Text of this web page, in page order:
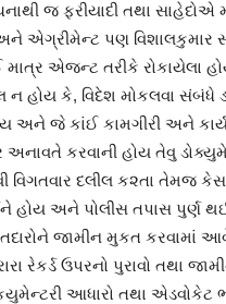
જ ફરીયાદી તથા સાહેદોએ
એગ્રીમેન્ટ પણ વિશાલકુમાર
માત્ર એજન્ટ તરીકે રોકાયેલા
ન હોય કે, વિદેશ મોકલવા
અને જે કાંઈ કામગીરી અને
અનાવતે કરવાની હોય તેવુ
વિગતવાર દલીલ ક૨તા તેમજ કેસ
હોય અને પોલીસ તપાસ પુર્ણ
જામીન મુકત કરવામાં
રેકર્ડ ઉપરનો પુરાવો તથા
આધારો તથા એડવોકેટ